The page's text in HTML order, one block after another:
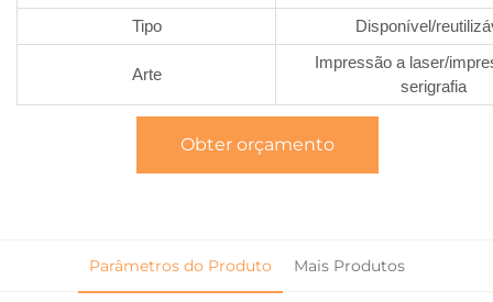
Tipo
Disponível/
Arte
Impressão a laser/
serigrafia
Obter orçamento
Parâmetros do Produto Mais Produtos